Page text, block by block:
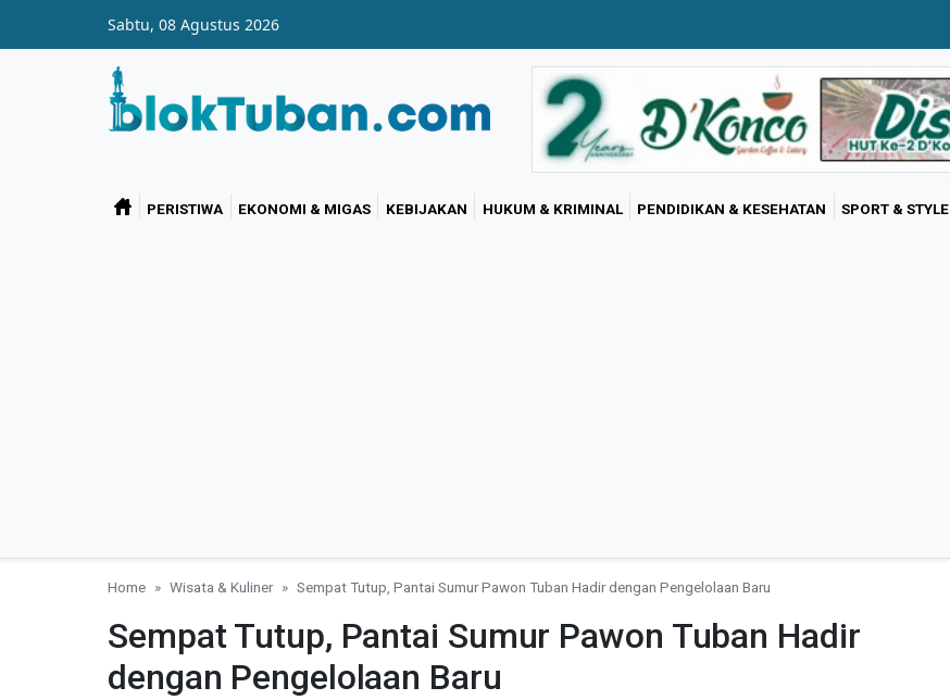
Sabtu, 08 Agustus 2026
PERISTIWA EKONOMI & MIGAS KEBIJAKAN HUKUM & KRIMINAL PENDIDIKAN & KESEHATAN SPORT & STYLE
Home Wisata & Kuliner Sempat Tutup, Pantai Sumur Pawon Tuban Hadir dengan Pengelolaan Baru
Sempat Tutup, Pantai Sumur Pawon Tuban Hadir
dengan Pengelolaan Baru